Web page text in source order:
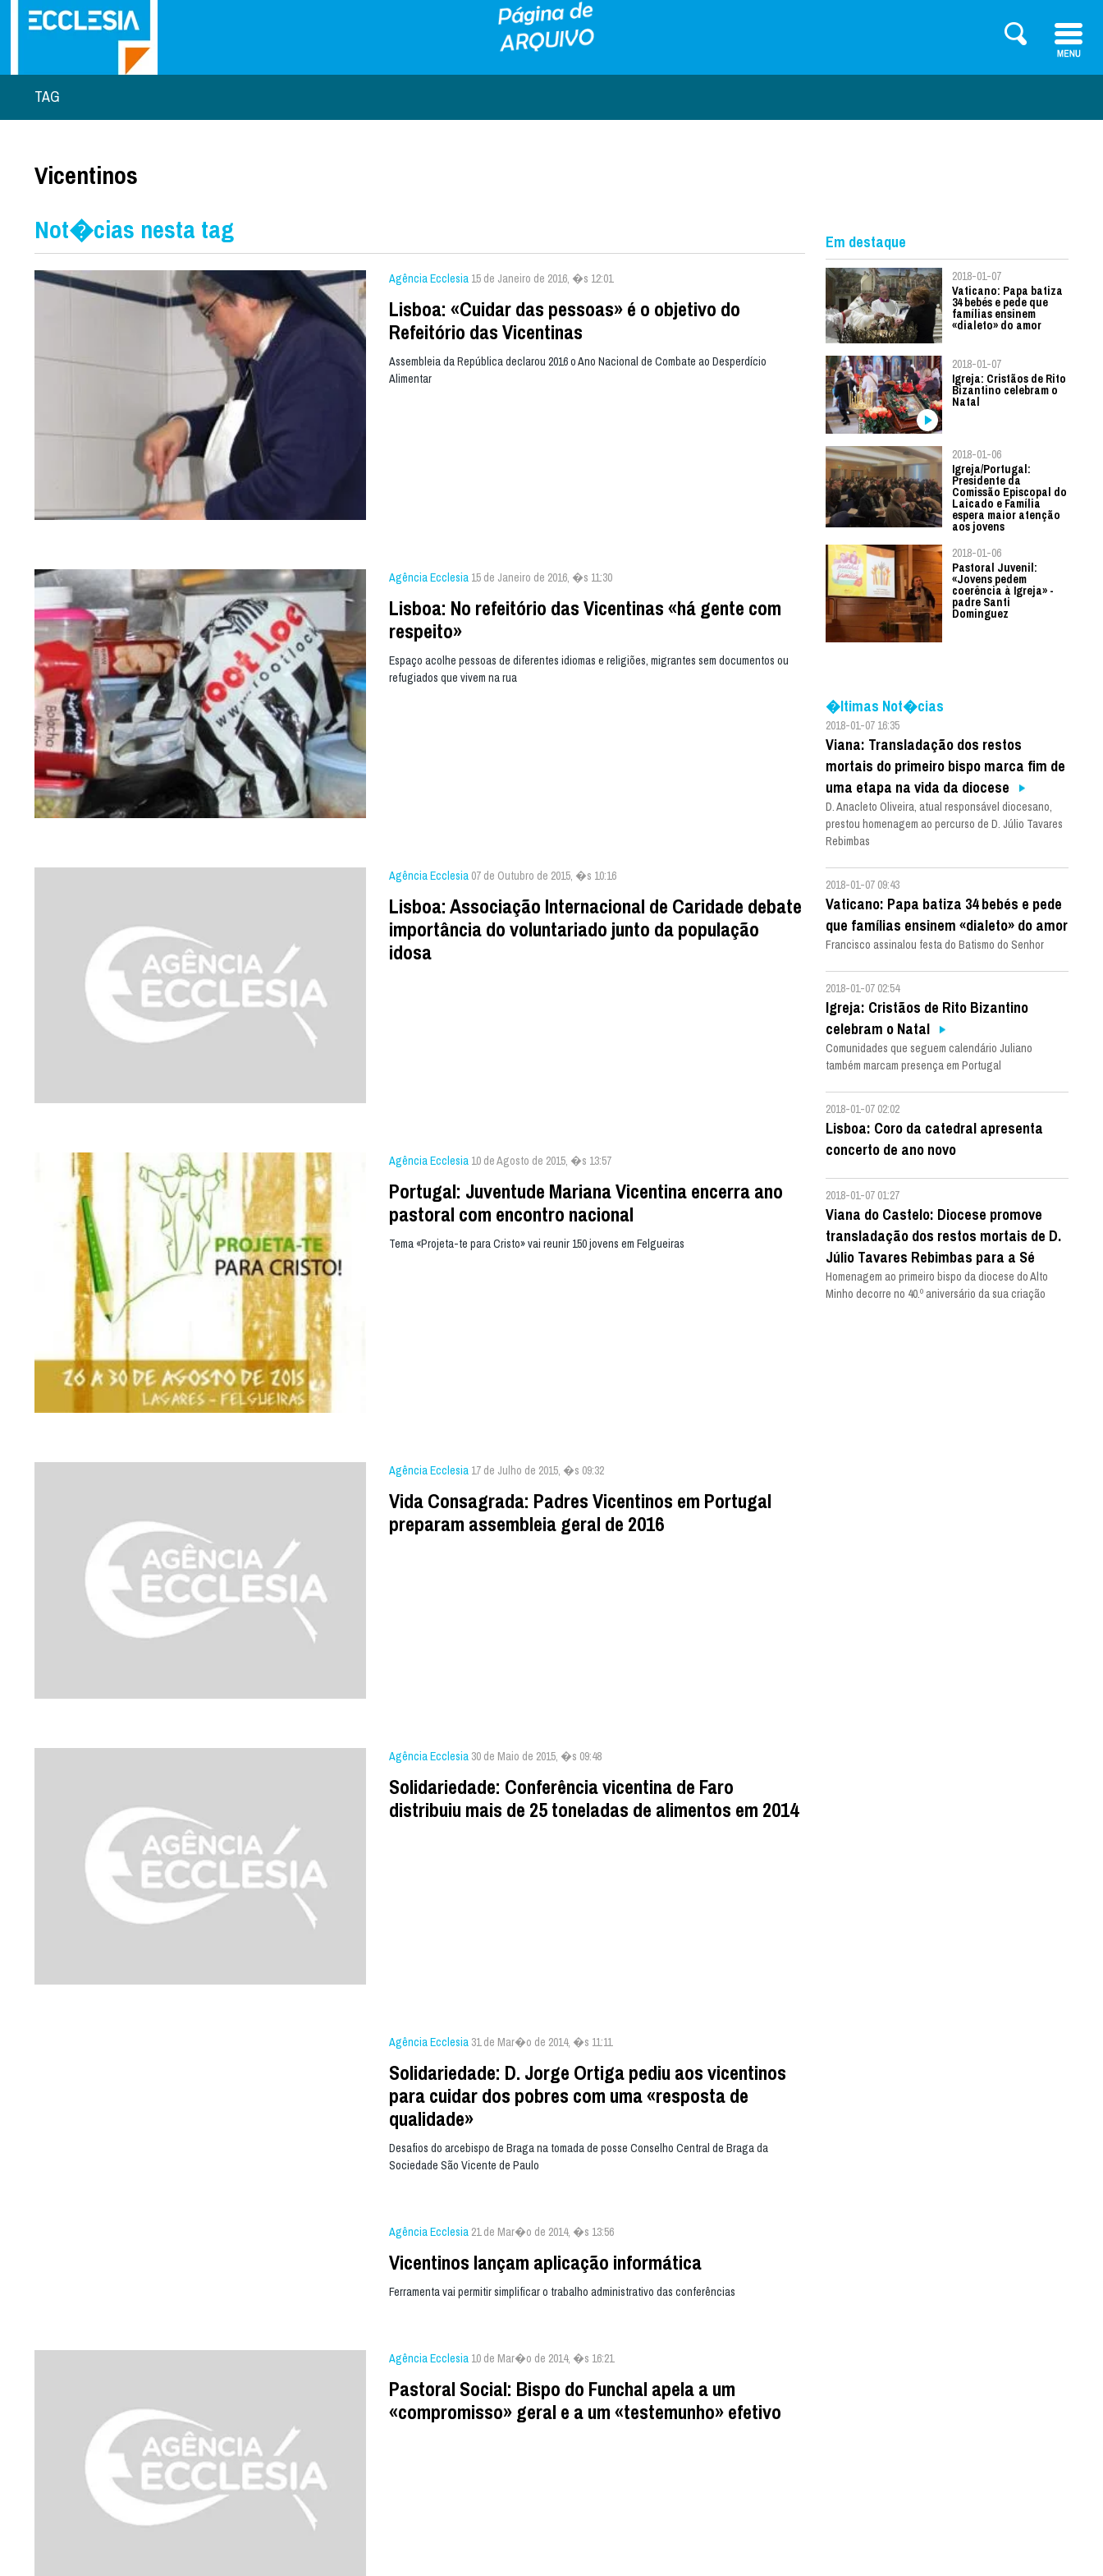
TAG
Vicentinos
Not�cias nesta tag
Agência Ecclesia 15 de Janeiro de 2016, �s 12:01
Lisboa: «Cuidar das pessoas» é o objetivo do
Refeitório das Vicentinas
Assembleia da República declarou 2016 o Ano Nacional de Combate ao Desperdício
Alimentar
Agência Ecclesia 15 de Janeiro de 2016, �s 11:30
Lisboa: No refeitório das Vicentinas «há gente com
respeito»
Espaço acolhe pessoas de diferentes idiomas e religiões, migrantes sem documentos ou
refugiados que vivem na rua
Agência Ecclesia 07 de Outubro de 2015, �s 10:16
Lisboa: Associação Internacional de Caridade debate
importância do voluntariado junto da população
idosa
Agência Ecclesia 10 de Agosto de 2015, �s 13:57
Portugal: Juventude Mariana Vicentina encerra ano
pastoral com encontro nacional
Tema «Projeta-te para Cristo» vai reunir 150 jovens em Felgueiras
Agência Ecclesia 17 de Julho de 2015, �s 09:32
Vida Consagrada: Padres Vicentinos em Portugal
preparam assembleia geral de 2016
Agência Ecclesia 30 de Maio de 2015, �s 09:48
Solidariedade: Conferência vicentina de Faro
distribuiu mais de 25 toneladas de alimentos em 2014
Agência Ecclesia 31 de Mar�o de 2014, �s 11:11
Solidariedade: D. Jorge Ortiga pediu aos vicentinos
para cuidar dos pobres com uma «resposta de
qualidade»
Desafios do arcebispo de Braga na tomada de posse Conselho Central de Braga da
Sociedade São Vicente de Paulo
Agência Ecclesia 21 de Mar�o de 2014, �s 13:56
Vicentinos lançam aplicação informática
Ferramenta vai permitir simplificar o trabalho administrativo das conferências
Agência Ecclesia 10 de Mar�o de 2014, �s 16:21
Pastoral Social: Bispo do Funchal apela a um
«compromisso» geral e a um «testemunho» efetivo
Em destaque
2018-01-07
Vaticano: Papa batiza
34 bebés e pede que
famílias ensinem
«dialeto» do amor
2018-01-07
Igreja: Cristãos de Rito
Bizantino celebram o
Natal
2018-01-06
Igreja/Portugal:
Presidente da
Comissão Episcopal do
Laicado e Família
espera maior atenção
aos jovens
2018-01-06
Pastoral Juvenil:
«Jovens pedem
coerência à Igreja» -
padre Santi
Dominguez
�ltimas Not�cias
2018-01-07 16:35
Viana: Transladação dos restos
mortais do primeiro bispo marca fim de
uma etapa na vida da diocese
D. Anacleto Oliveira, atual responsável diocesano,
prestou homenagem ao percurso de D. Júlio Tavares
Rebimbas
2018-01-07 09:43
Vaticano: Papa batiza 34 bebés e pede
que famílias ensinem «dialeto» do amor
Francisco assinalou festa do Batismo do Senhor
2018-01-07 02:54
Igreja: Cristãos de Rito Bizantino
celebram o Natal
Comunidades que seguem calendário Juliano
também marcam presença em Portugal
2018-01-07 02:02
Lisboa: Coro da catedral apresenta
concerto de ano novo
2018-01-07 01:27
Viana do Castelo: Diocese promove
transladação dos restos mortais de D.
Júlio Tavares Rebimbas para a Sé
Homenagem ao primeiro bispo da diocese do Alto
Minho decorre no 40.º aniversário da sua criação